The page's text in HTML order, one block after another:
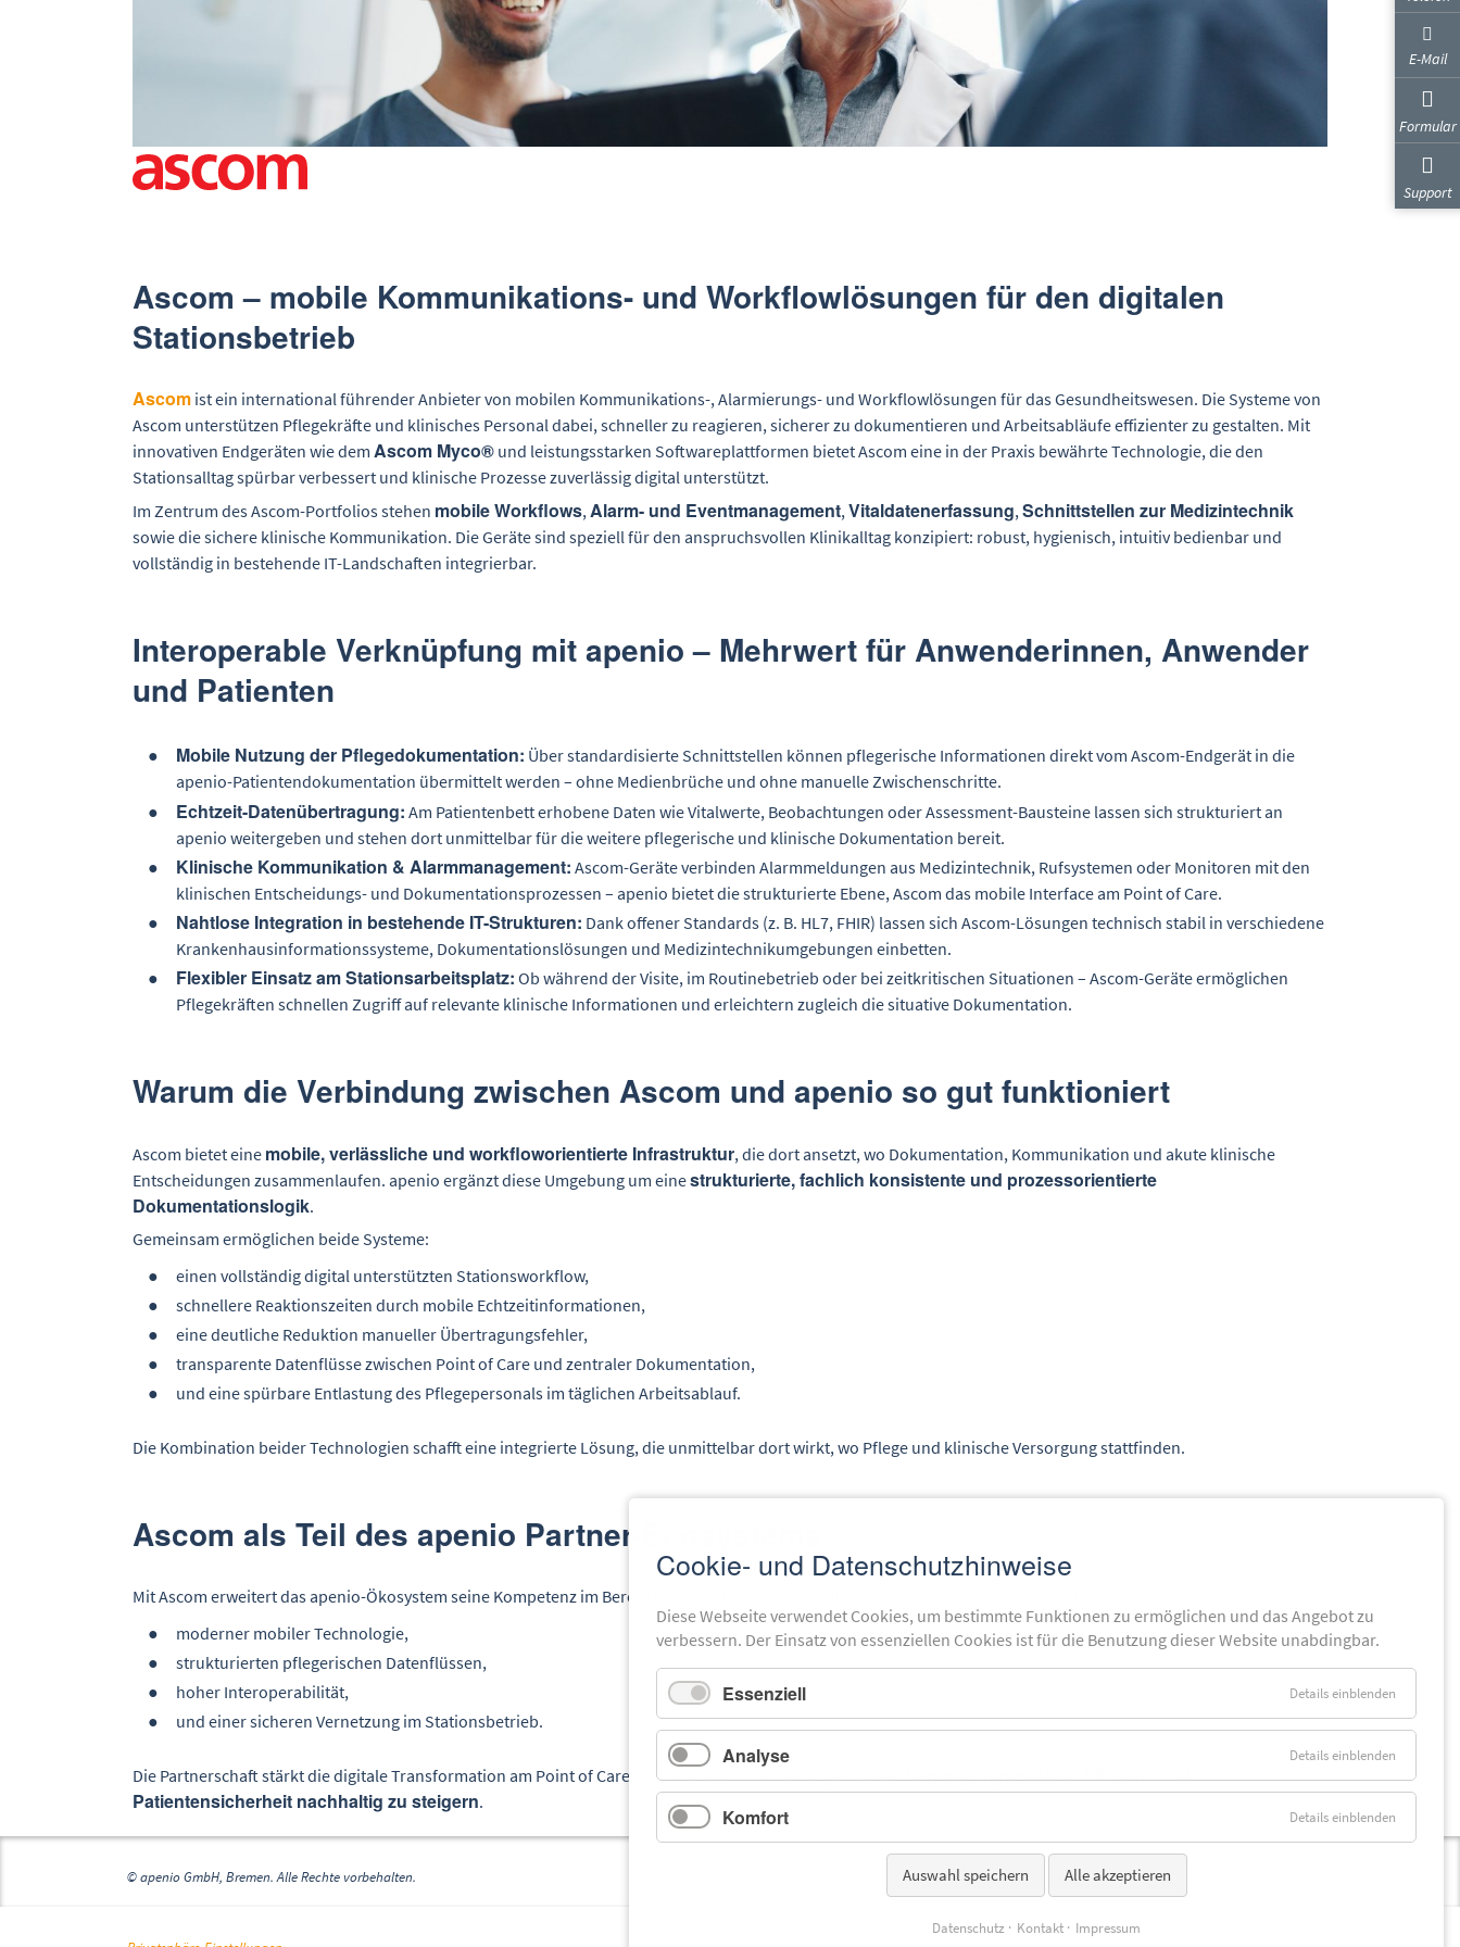
für Hochschulen und Universitäten
für Software-Anbieter (KIS/PDMS)
MCP-Technologie
Schulungen und Seminare
Beratung
PartnerEcoSystem
Zertifizierungen
Ascom – mobile Kommunikations- und Workflowlösungen für den digitalen
Stationsbetrieb
Ascom ist ein international führender Anbieter von mobilen Kommunikations-, Alarmierungs- und Workflowlösungen für das Gesundheitswesen. Die Systeme von
Ascom unterstützen Pflegekräfte und klinisches Personal dabei, schneller zu reagieren, sicherer zu dokumentieren und Arbeitsabläufe effizienter zu gestalten. Mit
innovativen Endgeräten wie dem Ascom Myco® und leistungsstarken Softwareplattformen bietet Ascom eine in der Praxis bewährte Technologie, die den
Stationsalltag spürbar verbessert und klinische Prozesse zuverlässig digital unterstützt.
Im Zentrum des Ascom-Portfolios stehen mobile Workflows, Alarm- und Eventmanagement, Vitaldatenerfassung, Schnittstellen zur Medizintechnik
sowie die sichere klinische Kommunikation. Die Geräte sind speziell für den anspruchsvollen Klinikalltag konzipiert: robust, hygienisch, intuitiv bedienbar und
vollständig in bestehende IT-Landschaften integrierbar.
Interoperable Verknüpfung mit apenio – Mehrwert für Anwenderinnen, Anwender
und Patienten
Mobile Nutzung der Pflegedokumentation: Über standardisierte Schnittstellen können pflegerische Informationen direkt vom Ascom-Endgerät in die
apenio-Patientendokumentation übermittelt werden – ohne Medienbrüche und ohne manuelle Zwischenschritte.
Echtzeit-Datenübertragung: Am Patientenbett erhobene Daten wie Vitalwerte, Beobachtungen oder Assessment-Bausteine lassen sich strukturiert an
apenio weitergeben und stehen dort unmittelbar für die weitere pflegerische und klinische Dokumentation bereit.
Klinische Kommunikation & Alarmmanagement: Ascom-Geräte verbinden Alarmmeldungen aus Medizintechnik, Rufsystemen oder Monitoren mit den
klinischen Entscheidungs- und Dokumentationsprozessen – apenio bietet die strukturierte Ebene, Ascom das mobile Interface am Point of Care.
Nahtlose Integration in bestehende IT-Strukturen: Dank offener Standards (z. B. HL7, FHIR) lassen sich Ascom-Lösungen technisch stabil in verschiedene
Krankenhausinformationssysteme, Dokumentationslösungen und Medizintechnikumgebungen einbetten.
Flexibler Einsatz am Stationsarbeitsplatz: Ob während der Visite, im Routinebetrieb oder bei zeitkritischen Situationen – Ascom-Geräte ermöglichen
Pflegekräften schnellen Zugriff auf relevante klinische Informationen und erleichtern zugleich die situative Dokumentation.
Warum die Verbindung zwischen Ascom und apenio so gut funktioniert
Ascom bietet eine mobile, verlässliche und workfloworientierte Infrastruktur, die dort ansetzt, wo Dokumentation, Kommunikation und akute klinische
Entscheidungen zusammenlaufen. apenio ergänzt diese Umgebung um einestrukturierte, fachlich konsistente und prozessorientierte
Dokumentationslogik.
Gemeinsam ermöglichen beide Systeme:
einen vollständig digital unterstützten Stationsworkflow,
schnellere Reaktionszeiten durch mobile Echtzeitinformationen,
eine deutliche Reduktion manueller Übertragungsfehler,
transparente Datenflüsse zwischen Point of Care und zentraler Dokumentation,
und eine spürbare Entlastung des Pflegepersonals im täglichen Arbeitsablauf.
Die Kombination beider Technologien schafft eine integrierte Lösung, die unmittelbar dort wirkt, wo Pflege und klinische Versorgung stattfinden.
Ascom als Teil des apenio Partner-Ecosystems
Mit Ascom erweitert das apenio-Ökosystem seine Kompetenz im Bereich mobiler klinischer Arbeitsprozesse. Krankenhäuser profitieren von:
moderner mobiler Technologie,
strukturierten pflegerischen Datenflüssen,
hoher Interoperabilität,
und einer sicheren Vernetzung im Stationsbetrieb.
Die Partnerschaft stärkt die digitale Transformation am Point of Care und unterstützt Einrichtungen dabei,Versorgungsqualität, Effizienz und
Patientensicherheit nachhaltig zu steigern.
© apenio GmbH, Bremen. Alle Rechte vorbehalten.
E-Mail
Formular
Support
Cookie- und Datenschutzhinweise
Diese Webseite verwendet Cookies, um bestimmte Funktionen zu ermöglichen und das Angebot zu
verbessern. Der Einsatz von essenziellen Cookies ist für die Benutzung dieser Website unabdingbar.
Essenziell Details einblenden
Analyse Details einblenden
Komfort Details einblenden
Auswahl speichern Alle akzeptieren
Datenschutz Kontakt Impressum